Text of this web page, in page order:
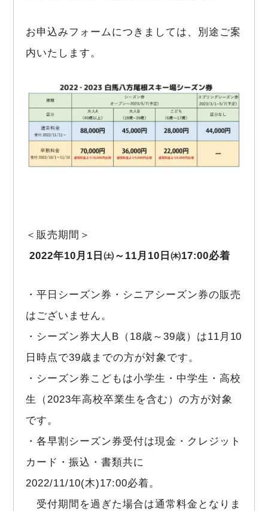
お申込みフォームにつきましては、別途ご案
内いたします。
＜販売期間＞
2022年10月1日㈯～11月10日㈭17:00必着
・平日シーズン券・シニアシーズン券の販売
はございません。
・シーズン券大人B（18歳～39歳）は11月10
日時点で39歳までの方が対象です。
・シーズン券こどもは小学生・中学生・高校
生（2023年高校卒業生を含む）の方が対象
です。
・各早割シーズン券受付は現金・クレジット
カード・振込・書類共に
2022/11/10(木)17:00必着。
受付期間を過ぎた場合は通常料金となりま